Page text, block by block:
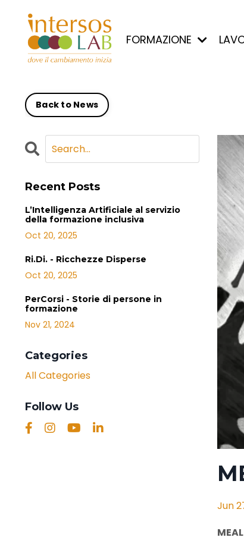
FORMAZIONE
Back to News
Jun
Recent Posts
L’Intelligenza Artificiale al servizio
della formazione inclusiva
Oct 20, 2025
Ri.Di. - Ricchezze Disperse
Oct 20, 2025
PerCorsi - Storie di persone in
formazione
Nov 21, 2024
Categories
All Categories
Follow Us